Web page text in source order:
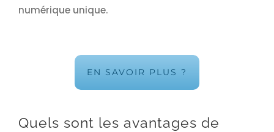
numérique unique.
EN SAVOIR PLUS ?
Quels sont les avantages de